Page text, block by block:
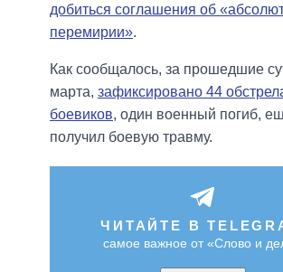
добиться соглашения об
перемирии».
Как сообщалось, за прошедшие
марта, зафиксировано 44
боевиков, один военный погиб,
получил боевую травму.
ЧИТАЙТЕ В
самое важное от «Слово и